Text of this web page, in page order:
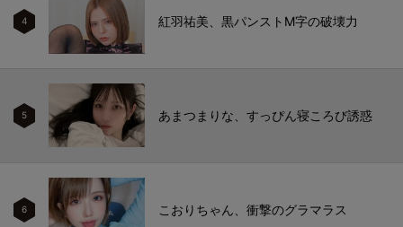
4 紅羽祐美、黒パンストM字の破壊力
5 あまつまりな、すっぴん寝ころび誘惑
6 こおりちゃん、衝撃のグラマラス